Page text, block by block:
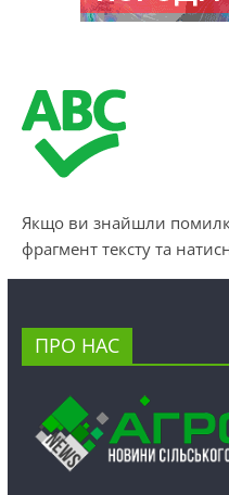
Якщо ви знайшли
фрагмент тексту та
ПРО НАС